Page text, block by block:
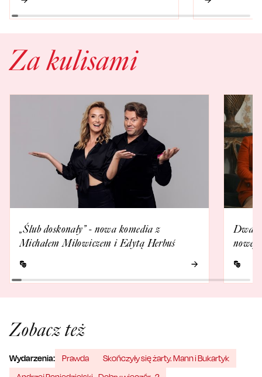
Za kulisami
„Ślub doskonały” - nowa komedia z
Michałem Milowiczem i Edytą Herbuś
Dwa
nowej
Zobacz też
Wydarzenia: Prawda
Skończyły się żarty. Mann i Bukartyk